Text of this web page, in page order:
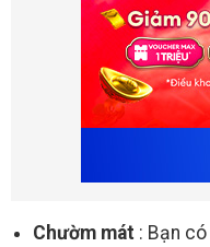
Chườm mát : Bạn